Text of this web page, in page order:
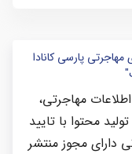
پارسی کانادا
مهاجرتی،
محتوا با تایید
دارای مجوز منتشر